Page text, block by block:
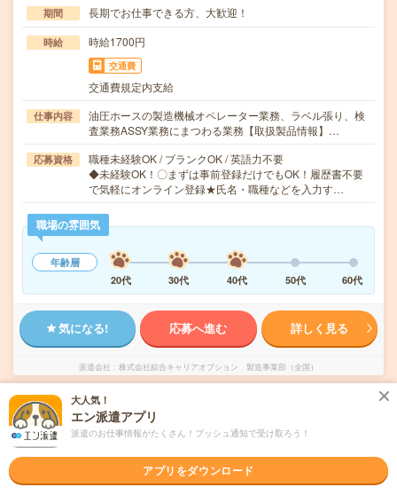
期間 長期でお仕事できる方、大歓迎！
時給 時給1700円
交通費
交通費規定内支給
仕事内容
油圧ホースの製造機械オペレーター業務、ラベル張り、検
査業務ASSY業務にまつわる業務【取扱製品情報】…
応募資格
職種未経験OK / ブランクOK / 英語力不要
◆未経験OK！〇まずは事前登録だけでもOK！履歴書不要
で気軽にオンライン登録★氏名・職種などを入力す…
職場の雰囲気
年齢層
20代
30代 40代 50代 60代
気になる! 応募へ進む 詳しく見る
派遣会社 株式会社綜合キャリアオプション 製造事業部（全国）
未読 掲載日 2026/08/06
【経験活かせる＊】くるま部品の発泡成形・
組立・検査・供給/日払いOK
大人気！
エン派遣アプリ
派遣のお仕事情報がたくさん！プッシュ通知で受け取ろう！
アプリをダウンロード